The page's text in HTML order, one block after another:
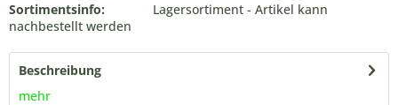
Sortimentsinfo:
Lagersortiment - Artikel kann
nachbestellt werden
Beschreibung
mehr